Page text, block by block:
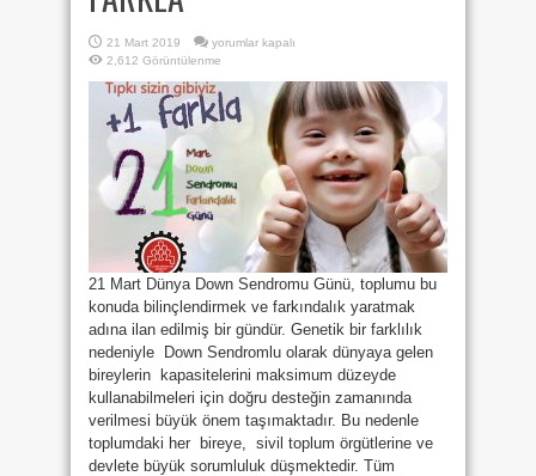
21 Mart 2019
“TIPKI
GİBİYİZ,
+1
FARKLA”
için
yorumlar kapalı
2,612 Görüntülenme
21 Mart Dünya Down Sendromu Günü, toplumu bu
konuda bilinçlendirmek ve farkındalık yaratmak
adına ilan edilmiş bir gündür. Genetik bir farklılık
nedeniyle Down Sendromlu olarak dünyaya gelen
bireylerin kapasitelerini maksimum düzeyde
kullanabilmeleri için doğru desteğin zamanında
verilmesi büyük önem taşımaktadır. Bu nedenle
toplumdaki her bireye, sivil toplum örgütlerine ve
devlete büyük sorumluluk düşmektedir. Tüm